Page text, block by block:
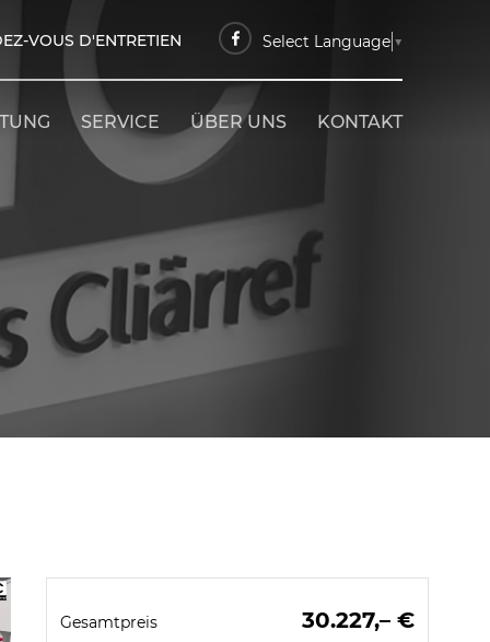
VOUS D'ENTRETIEN Select Language ▼
SERVICE ÜBER UNS KONTAKT
Gesamtpreis 30.227,– €